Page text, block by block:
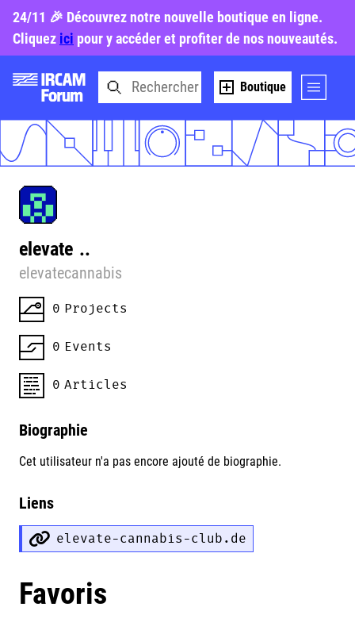
24/11 🎉 Découvrez notre nouvelle boutique en ligne.
Cliquez ici pour y accéder et profiter de nos nouveautés.
Boutique
elevate ..
elevatecannabis
0 Projects
0 Events
0 Articles
Biographie
Cet utilisateur n'a pas encore ajouté de biographie.
Liens
elevate-cannabis-club.de
Favoris